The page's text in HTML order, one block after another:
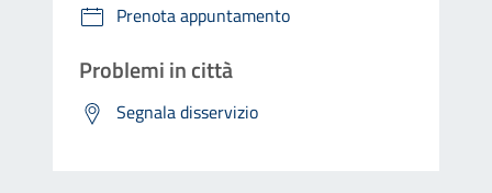
Prenota appuntamento
Problemi in città
Segnala disservizio